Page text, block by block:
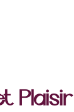
Plaisir